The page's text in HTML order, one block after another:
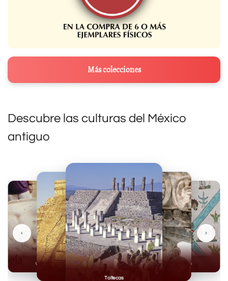
Más colecciones
Descubre las culturas del México
antiguo
Toltecas
Mexicas
Olmecas
‹ ›